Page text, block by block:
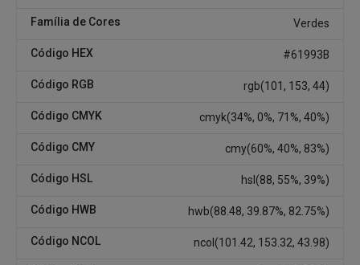
Família de Cores Verdes
Código HEX #61993B
Código RGB rgb(101, 153, 44)
Código CMYK cmyk(34%, 0%, 71%, 40%)
Código CMY cmy(60%, 40%, 83%)
Código HSL hsl(88, 55%, 39%)
Código HWB hwb(88.48, 39.87%, 82.75%)
Código NCOL ncol(101.42, 153.32, 43.98)